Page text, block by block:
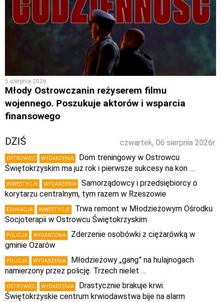
5 sierpnia 2026
Młody Ostrowczanin reżyserem filmu
wojennego. Poszukuje aktorów i wsparcia
finansowego
czwartek, 06 sierpnia 2026r.
DZIŚ
OSTROWIEC WYDARZENIA
Dom treningowy w Ostrowcu
Świętokrzyskim ma już rok i pierwsze sukcesy na kon …
INWESTYCJE WYDARZENIA
Samorządowcy i przedsiębiorcy o
korytarzu centralnym, tym razem w Rzeszowie
EDUKACJA INWESTYCJE
Trwa remont w Młodzieżowym Ośrodku
Socjoterapii w Ostrowcu Świętokrzyskim
POLICJA WYDARZENIA
Zderzenie osobówki z ciężarówką w
gminie Ożarów
POLICJA WYDARZENIA
Młodzieżowy „gang” na hulajnogach
namierzony przez policję. Trzech nielet …
OSTROWIEC WYDARZENIA
Drastycznie brakuje krwi.
Świętokrzyskie centrum krwiodawstwa bije na alarm